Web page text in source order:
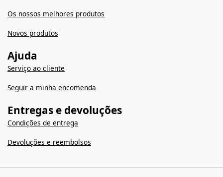
Os nossos melhores produtos
Novos produtos
Ajuda
Serviço ao cliente
Seguir a minha encomenda
Entregas e devoluções
Condições de entrega
Devoluções e reembolsos